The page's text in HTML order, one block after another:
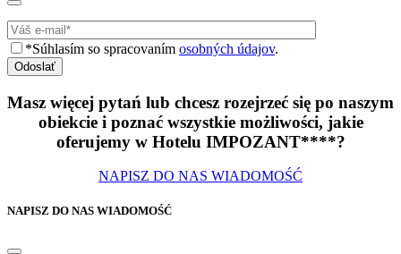
*Súhlasím so spracovaním osobných údajov.
Odoslať
Masz więcej pytań lub chcesz rozejrzeć się po naszym
obiekcie i poznać wszystkie możliwości, jakie
oferujemy w Hotelu IMPOZANT****?
NAPISZ DO NAS WIADOMOŚĆ
NAPISZ DO NAS WIADOMOŚĆ